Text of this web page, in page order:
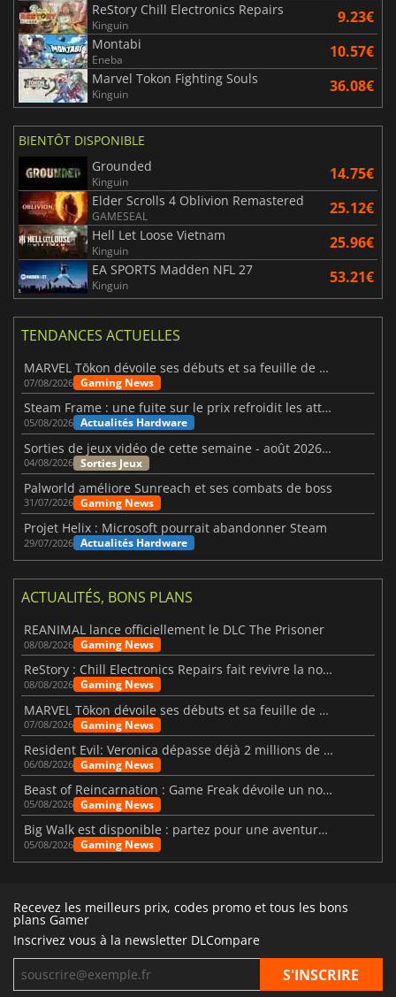
ReStory Chill Electronics Repairs
Kinguin 9.23€
Montabi
Eneba 10.57€
Marvel Tokon Fighting Souls
Kinguin 36.08€
BIENTÔT DISPONIBLE
Grounded
Kinguin 14.75€
Elder Scrolls 4 Oblivion Remastered
GAMESEAL 25.12€
Hell Let Loose Vietnam
Kinguin 25.96€
EA SPORTS Madden NFL 27
Kinguin 53.21€
TENDANCES ACTUELLES
MARVEL Tōkon dévoile ses débuts et sa feuille de route
07/08/2026 Gaming News
Steam Frame : une fuite sur le prix refroidit les attentes VR
05/08/2026 Actualités Hardware
Sorties de jeux vidéo de cette semaine - août 2026 (semaine 32)
04/08/2026 Sorties Jeux
Palworld améliore Sunreach et ses combats de boss
31/07/2026 Gaming News
Projet Helix : Microsoft pourrait abandonner Steam
29/07/2026 Actualités Hardware
ACTUALITÉS, BONS PLANS
REANIMAL lance officiellement le DLC The Prisoner
08/08/2026 Gaming News
ReStory : Chill Electronics Repairs fait revivre la nostalgie des années 2000
08/08/2026 Gaming News
MARVEL Tōkon dévoile ses débuts et sa feuille de route
07/08/2026 Gaming News
Resident Evil: Veronica dépasse déjà 2 millions de wishlists
06/08/2026 Gaming News
Beast of Reincarnation : Game Freak dévoile un nouveau pari
05/08/2026 Gaming News
Big Walk est disponible : partez pour une aventure entre amis
05/08/2026 Gaming News
Recevez les meilleurs prix, codes promo et tous les bons
plans Gamer
Inscrivez vous à la newsletter DLCompare